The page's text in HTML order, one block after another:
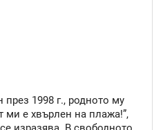
1998 г., родното му
ми е хвърлен на плажа!”,